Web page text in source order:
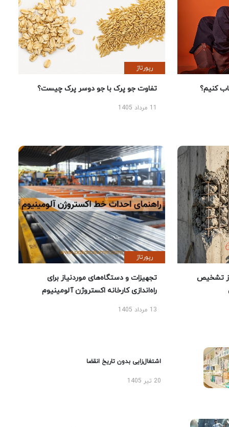
کنیم؟
رپورتاژ
تفاوت جو پرک با جو دوسر پرک چیست؟
تشخیص
رپورتاژ
تجهیزات و دستگاه‌های موردنیاز برای
راه‌اندازی کارخانه اکستروژن آلومینیوم
13 مرداد 1405
اشتغال‌زایی بدون تاریخ انقضا
20 تیر 1405